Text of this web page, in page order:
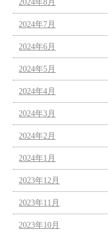
2024年8月
2024年7月
2024年6月
2024年5月
2024年4月
2024年3月
2024年2月
2024年1月
2023年12月
2023年11月
2023年10月